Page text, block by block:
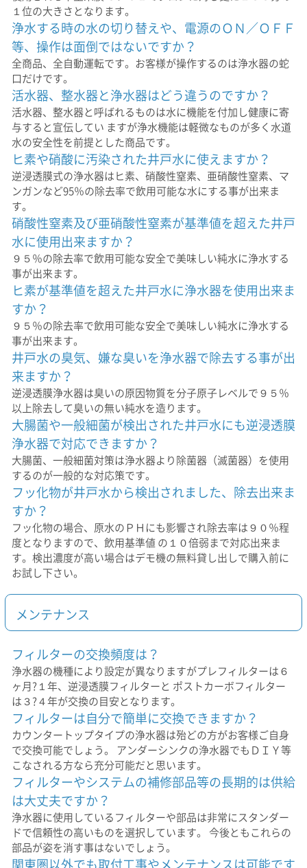
１位の大きさとなります。
浄水する時の水の切り替えや、電源のＯＮ／ＯＦＦ
等、操作は面倒ではないですか？
全商品、全自動運転です。お客様が操作するのは浄水器の蛇
口だけです。
活水器、整水器と浄水器はどう違うのですか？
活水器、整水器と呼ばれるものは水に機能を付加し健康に寄
与すると宣伝してい ますが浄水機能は軽微なものが多く水道
水の安全性を前提とした商品です。
ヒ素や硝酸に汚染された井戸水に使えますか？
逆浸透膜式の浄水器はヒ素、硝酸性窒素、亜硝酸性窒素、マ
ンガンなど95％の除去率で飲用可能な水にする事が出来ま
す。
硝酸性窒素及び亜硝酸性窒素が基準値を超えた井戸
水に使用出来ますか？
９５％の除去率で飲用可能な安全で美味しい純水に浄水する
事が出来ます。
ヒ素が基準値を超えた井戸水に浄水器を使用出来ま
すか？
９５％の除去率で飲用可能な安全で美味しい純水に浄水する
事が出来ます。
井戸水の臭気、嫌な臭いを浄水器で除去する事が出
来ますか？
逆浸透膜浄水器は臭いの原因物質を分子原子レベルで９５％
以上除去して臭いの無い純水を造ります。
大腸菌や一般細菌が検出された井戸水にも逆浸透膜
浄水器で対応できますか？
大腸菌、一般細菌対策は浄水器より除菌器（滅菌器）を使用
するのが一般的な対応策です。
フッ化物が井戸水から検出されました、除去出来ま
すか？
フッ化物の場合、原水のＰＨにも影響され除去率は９０％程
度となりますので、飲用基準値 の１０倍弱まで対応出来ま
す。検出濃度が高い場合はデモ機の無料貸し出しで購入前に
お試し下さい。
メンテナンス
フィルターの交換頻度は？
浄水器の機種により設定が異なりますがプレフィルターは６
ヶ月?１年、逆浸透膜フィルターと ポストカーボフィルター
は３?４年が交換の目安となります。
フィルターは自分で簡単に交換できますか？
カウンタートップタイプの浄水器は殆どの方がお客様ご自身
で交換可能でしょう。 アンダーシンクの浄水器でもＤＩＹ等
こなされる方なら充分可能だと思います。
フィルターやシステムの補修部品等の長期的は供給
は大丈夫ですか？
浄水器に使用しているフィルターや部品は非常にスタンダー
ドで信頼性の高いものを選択しています。 今後ともこれらの
部品が姿を消す事はないでしょう。
関東圏以外でも取付工事やメンテナンスは可能です